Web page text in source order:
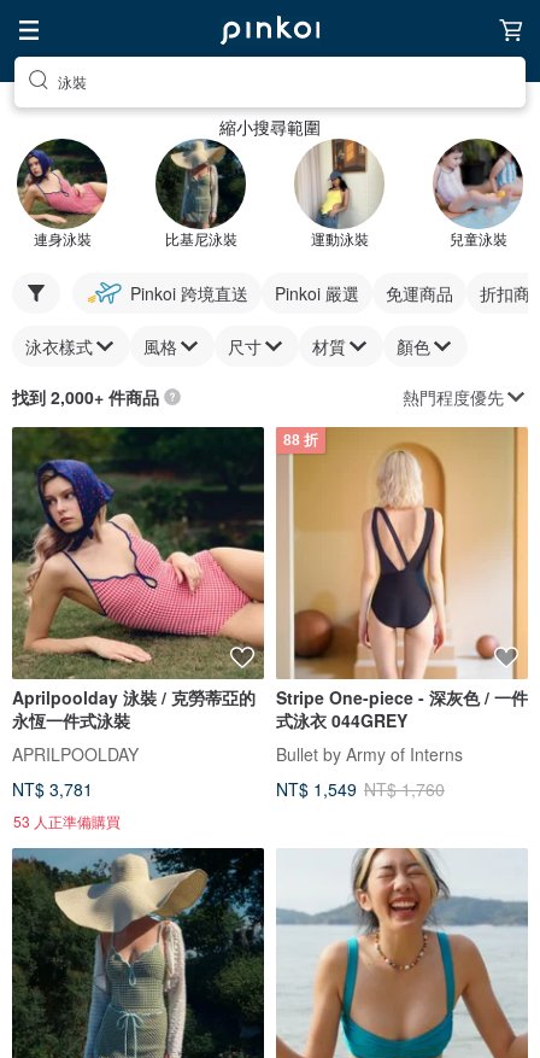
泳裝
縮小搜尋範圍
連身泳裝 比基尼泳裝 運動泳裝 兒童泳裝
Pinkoi 跨境直送 Pinkoi 嚴選 免運商品 折扣商
泳衣樣式 風格 尺寸 材質 顏色
找到 2,000+ 件商品 熱門程度優先
Aprilpoolday 泳裝 / 克勞蒂亞的
永恆一件式泳裝
APRILPOOLDAY
NT$ 3,781
53 人正準備購買
88 折
Stripe One-piece - 深灰色 / 一件
式泳衣 044GREY
Bullet by Army of Interns
NT$ 1,549 NT$ 1,760